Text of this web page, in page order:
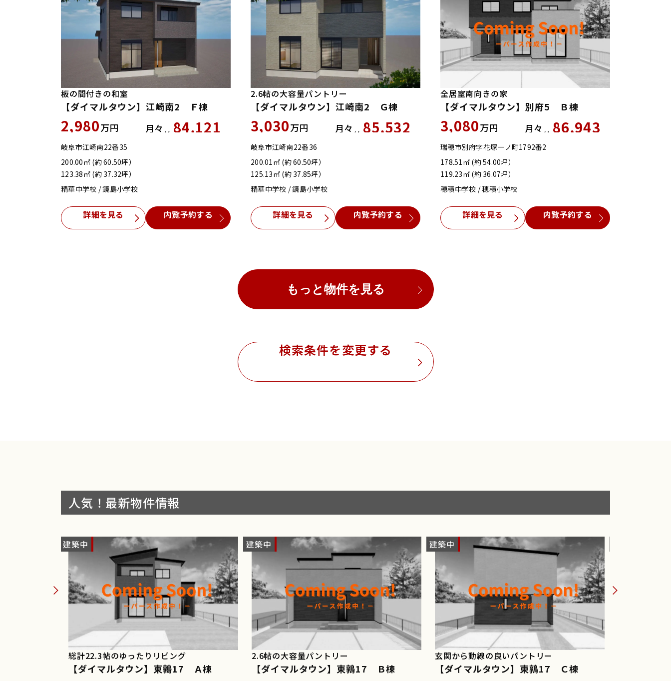
板の間付きの和室
【ダイマルタウン】江崎南2 Ｆ棟
2,980万円 月々
約 84,121
岐阜市江崎南22番35
200.00㎡ (約 60.50坪）
123.38㎡ (約 37.32坪）
精華中学校 / 鏡島小学校
詳細を見る 内覧予約する
2.6帖の大容量パントリー
【ダイマルタウン】江崎南2 Ｇ棟
3,030万円 月々
約 85,532
岐阜市江崎南22番36
200.01㎡ (約 60.50坪）
125.13㎡ (約 37.85坪）
精華中学校 / 鏡島小学校
詳細を見る 内覧予約する
全居室南向きの家
【ダイマルタウン】別府5 Ｂ棟
3,080万円 月々
約 86,943
瑞穂市別府字花塚一ノ町1792番2
178.51㎡ (約 54.00坪）
119.23㎡ (約 36.07坪）
穂積中学校 / 穂積小学校
詳細を見る 内覧予約する
もっと物件を見る
検索条件を変更する
人気！最新物件情報
NEW
建築中
総計22.3帖のゆったりリビング
【ダイマルタウン】東鶉17 Ａ棟
NEW
建築中
2.6帖の大容量パントリー
【ダイマルタウン】東鶉17 Ｂ棟
NEW
建築中
玄関から動線の良いパントリー
【ダイマルタウン】東鶉17 Ｃ棟